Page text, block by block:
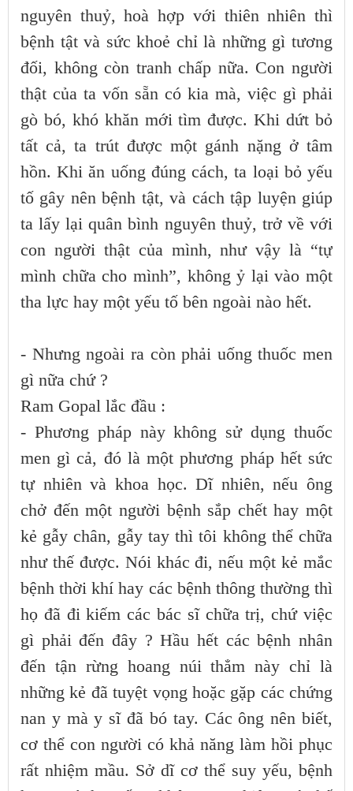
nguyên thuỷ, hoà hợp với thiên nhiên thì
bệnh tật và sức khoẻ chỉ là những gì tương
đối, không còn tranh chấp nữa. Con người
thật của ta vốn sẵn có kia mà, việc gì phải
gò bó, khó khăn mới tìm được. Khi dứt bỏ
tất cả, ta trút được một gánh nặng ở tâm
hồn. Khi ăn uống đúng cách, ta loại bỏ yếu
tố gây nên bệnh tật, và cách tập luyện giúp
ta lấy lại quân bình nguyên thuỷ, trở về với
con người thật của mình, như vậy là “tự
mình chữa cho mình”, không ỷ lại vào một
tha lực hay một yếu tố bên ngoài nào hết.
- Nhưng ngoài ra còn phải uống thuốc men
gì nữa chứ ?
Ram Gopal lắc đầu :
- Phương pháp này không sử dụng thuốc
men gì cả, đó là một phương pháp hết sức
tự nhiên và khoa học. Dĩ nhiên, nếu ông
chở đến một người bệnh sắp chết hay một
kẻ gẫy chân, gẫy tay thì tôi không thể chữa
như thế được. Nói khác đi, nếu một kẻ mắc
bệnh thời khí hay các bệnh thông thường thì
họ đã đi kiếm các bác sĩ chữa trị, chứ việc
gì phải đến đây ? Hầu hết các bệnh nhân
đến tận rừng hoang núi thẳm này chỉ là
những kẻ đã tuyệt vọng hoặc gặp các chứng
nan y mà y sĩ đã bó tay. Các ông nên biết,
cơ thể con người có khả năng làm hồi phục
rất nhiệm mầu. Sở dĩ cơ thể suy yếu, bệnh